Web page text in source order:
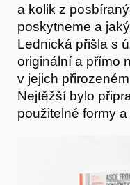
a kolik z
poskytneme a
Lednická přišla s
originální a přímo
v jejich
Nejtěžší bylo
použitelné formy